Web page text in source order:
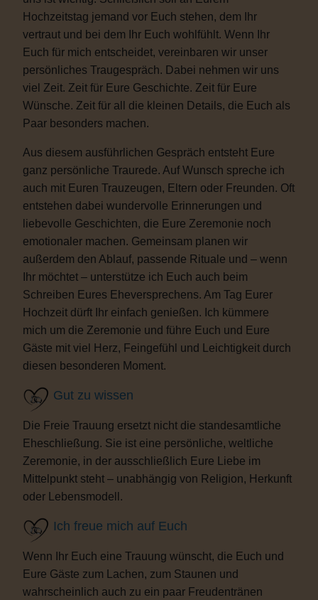
Hochzeitstag jemand vor Euch stehen, dem Ihr
vertraut und bei dem Ihr Euch wohlfühlt. Wenn Ihr
Euch für mich entscheidet, vereinbaren wir unser
persönliches Traugespräch. Dabei nehmen wir uns
viel Zeit. Zeit für Eure Geschichte. Zeit für Eure
Wünsche. Zeit für all die kleinen Details, die Euch als
Paar besonders machen.
Aus diesem ausführlichen Gespräch entsteht Eure
ganz persönliche Traurede. Auf Wunsch spreche ich
auch mit Euren Trauzeugen, Eltern oder Freunden. Oft
entstehen dabei wundervolle Erinnerungen und
liebevolle Geschichten, die Eure Zeremonie noch
emotionaler machen. Gemeinsam planen wir
außerdem den Ablauf, passende Rituale und – wenn
Ihr möchtet – unterstütze ich Euch auch beim
Schreiben Eures Eheversprechens. Am Tag Eurer
Hochzeit dürft Ihr einfach genießen. Ich kümmere
mich um die Zeremonie und führe Euch und Eure
Gäste mit viel Herz, Feingefühl und Leichtigkeit durch
diesen besonderen Moment.
Gut zu wissen
Die Freie Trauung ersetzt nicht die standesamtliche
Eheschließung. Sie ist eine persönliche, weltliche
Zeremonie, in der ausschließlich Eure Liebe im
Mittelpunkt steht – unabhängig von Religion, Herkunft
oder Lebensmodell.
Ich freue mich auf Euch
Wenn Ihr Euch eine Trauung wünscht, die Euch und
Eure Gäste zum Lachen, zum Staunen und
wahrscheinlich auch zu ein paar Freudentränen